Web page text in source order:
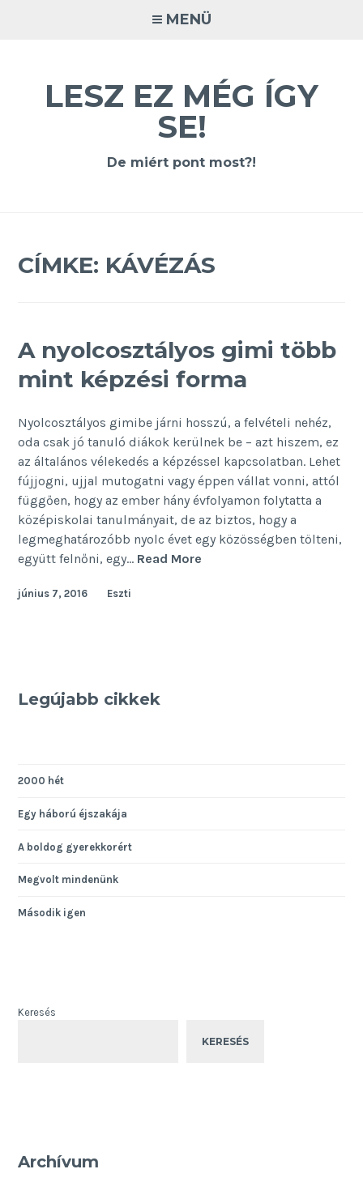
MENÜ
LESZ EZ MÉG ÍGY
SE!
De miért pont most?!
CÍMKE: KÁVÉZÁS
A nyolcosztályos gimi több
mint képzési forma
Nyolcosztályos gimibe járni hosszú, a felvételi nehéz,
oda csak jó tanuló diákok kerülnek be – azt hiszem, ez
az általános vélekedés a képzéssel kapcsolatban. Lehet
fújjogni, ujjal mutogatni vagy éppen vállat vonni, attól
függően, hogy az ember hány évfolyamon folytatta a
középiskolai tanulmányait, de az biztos, hogy a
legmeghatározóbb nyolc évet egy közösségben tölteni,
együtt felnőni, egy… Read More
június 7, 2016 Eszti
Legújabb cikkek
2000 hét
Egy háború éjszakája
A boldog gyerekkorért
Megvolt mindenünk
Második igen
Keresés
KERESÉS
Archívum